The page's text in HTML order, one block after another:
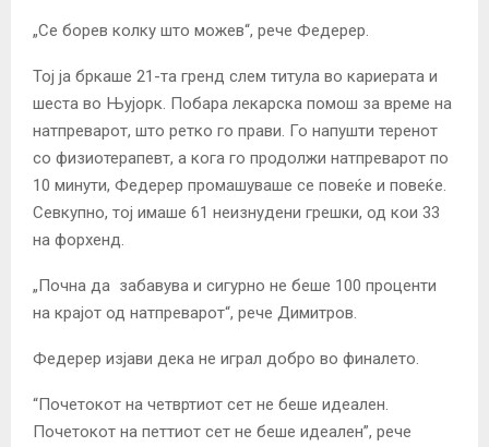
„Се борев колку што можев“, рече Федерер.
Тој ја бркаше 21-та гренд слем титула во кариерата и
шеста во Њујорк. Побара лекарска помош за време на
натпреварот, што ретко го прави. Го напушти теренот
со физиотерапевт, а кога го продолжи натпреварот по
10 минути, Федерер промашуваше се повеќе и повеќе.
Севкупно, тој имаше 61 неизнудени грешки, од кои 33
на форхенд.
„Почна да забавува и сигурно не беше 100 проценти
на крајот од натпреварот“, рече Димитров.
Федерер изјави дека не играл добро во финалето.
“Почетокот на четвртиот сет не беше идеален.
Почетокот на петтиот сет не беше идеален”, рече